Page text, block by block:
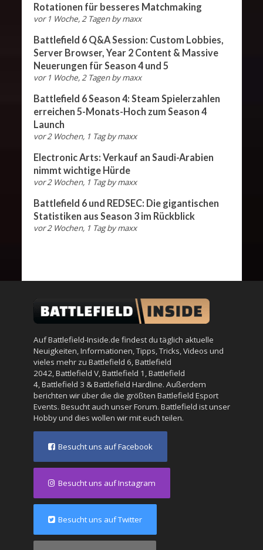
Rotationen für besseres Matchmaking
vor 1 Woche, 2 Tagen bymaxx
Battlefield 6 Q&A Session: Custom Lobbies,
Server Browser, Year 2 Content & Massive
Neuerungen für Season 4 und 5
vor 1 Woche, 2 Tagen bymaxx
Battlefield 6 Season 4: Steam Spielerzahlen
erreichen 5-Monats-Hoch zum Season 4
Launch
vor 2 Wochen, 1 Tag bymaxx
Electronic Arts: Verkauf an Saudi-Arabien
nimmt wichtige Hürde
vor 2 Wochen, 1 Tag bymaxx
Battlefield 6 und REDSEC: Die gigantischen
Statistiken aus Season 3 im Rückblick
vor 2 Wochen, 1 Tag bymaxx
Auf Battlefield-Inside.de findest du täglich aktuelle
Neuigkeiten, Informationen, Tipps, Tricks, Videos und
vieles mehr zu Battlefield 6,Battlefield
2042,Battlefield V,Battlefield 1 ,Battlefield
4,Battlefield 3 &Battlefield Hardline. Außerdem
berichten wir über die die größten Battlefield Esport
Events. Besucht auch unserForum. Battlefield ist unser
Hobby und dies wollen wir mit euch teilen.
Besucht uns auf Facebook
Besucht uns auf Instagram
Besucht uns auf Twitter